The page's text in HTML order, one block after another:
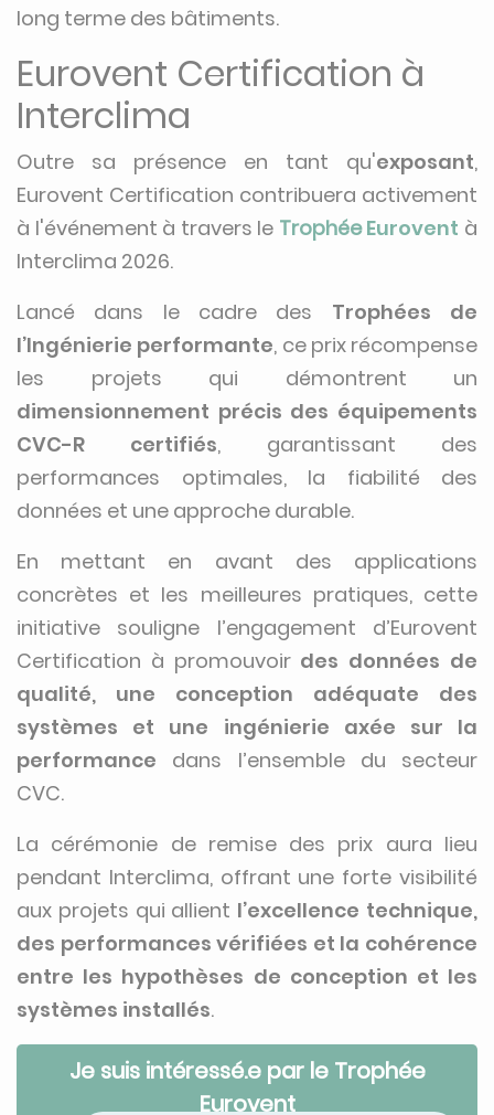
long terme des bâtiments.
Eurovent Certification à
Interclima
Outre sa présence en tant qu'exposant,
Eurovent Certification contribuera activement
à l'événement à travers le TrophéeEurovent à
Interclima 2026.
Lancé dans le cadre des Trophées de
l’Ingénierie performante, ce prix récompense
les projets qui démontrent un
dimensionnement précis des équipements
CVC-R certifiés, garantissant des
performances optimales, la fiabilité des
données et une approche durable.
En mettant en avant des applications
concrètes et les meilleures pratiques, cette
initiative souligne l’engagement d’Eurovent
Certification à promouvoir des données de
qualité, une conception adéquate des
systèmes et une ingénierie axée sur la
performance dans l’ensemble du secteur
CVC.
La cérémonie de remise des prix aura lieu
pendant Interclima, offrant une forte visibilité
aux projets qui allient l’excellence technique,
des performances vérifiées et la cohérence
entre les hypothèses de conception et les
systèmes installés.
Je suis intéressé.e par le Trophée
Eurovent